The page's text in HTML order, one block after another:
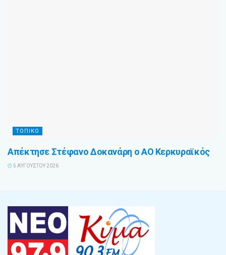
ΤΟΠΙΚΟ
Απέκτησε Στέφανο Δοκανάρη ο ΑΟ Κερκυραϊκός
5 ΑΥΓΟΎΣΤΟΥ 2026